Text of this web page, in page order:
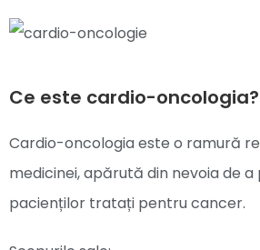
Ce este cardio-oncologia?
Cardio-oncologia este o ramură
medicinei, apărută din nevoia de
pacienților tratați pentru cancer.